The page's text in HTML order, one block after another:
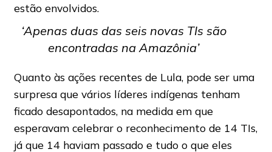
estão envolvidos.
‘Apenas duas das seis novas TIs são
encontradas na Amazônia’
Quanto às ações recentes de Lula, pode ser uma
surpresa que vários líderes indígenas tenham
ficado desapontados, na medida em que
esperavam celebrar o reconhecimento de 14 TIs,
já que 14 haviam passado e tudo o que eles